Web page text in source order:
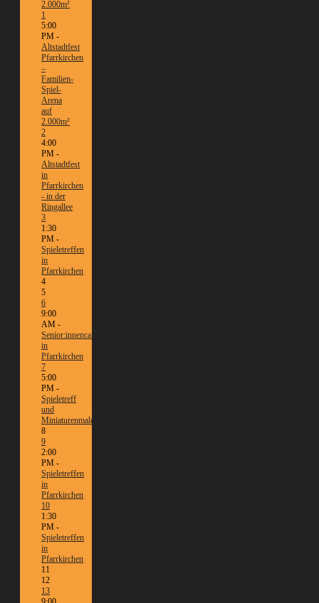
2.000m²
1
5:00
PM -
Altstadtfest
Pfarrkirchen
–
Familien-
Spiel-
Arena
auf
2.000m²
2
4:00
PM -
Altstadtfest
in
Pfarrkirchen
- in der
Ringallee
3
1:30
PM -
Spieletreffen
in
Pfarrkirchen
4
5
6
9:00
AM -
Senior:innencafé
in
Pfarrkirchen
7
5:00
PM -
Spieletreff
und
Miniaturenmalen/Tabletop
8
9
2:00
PM -
Spieletreffen
in
Pfarrkirchen
10
1:30
PM -
Spieletreffen
in
Pfarrkirchen
11
12
13